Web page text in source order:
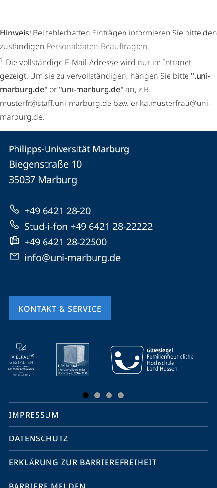
Hinweis: Bei fehlerhaften Einträgen informieren Sie bitte den
zuständigen Personaldaten-Beauftragten.
1 Die vollständige E-Mail-Adresse wird nur im Intranet
gezeigt. Um sie zu vervollständigen, hängen Sie bitte ".uni-
marburg.de" or "uni-marburg.de" an, z.B.
musterfr@staff.uni-marburg.de bzw. erika.musterfrau@uni-
marburg.de.
Kontakt
und
Informationen
zur
Website
Kontaktinformationen
Philipps-
Universität
Philipps-Universität Marburg
Biegenstraße 10
35037 Marburg
+49 6421 28-20
Stud-i-fon +49 6421 28-22222
+49 6421 28-22500
info@uni-marburg.de
KONTAKT & SERVICE
Mobile-
Service-
Navigation
Social
Media
Kontakte
IMPRESSUM
DATENSCHUTZ
ERKLÄRUNG ZUR BARRIEREFREIHEIT